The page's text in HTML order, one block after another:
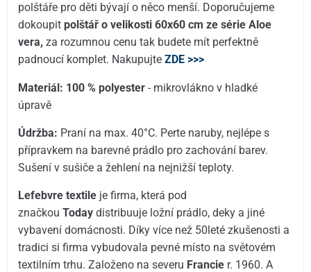
polštáře pro děti bývají o něco menší. Doporučujeme
dokoupitpolštář o velikosti 60x60 cm ze série Aloe
vera, za rozumnou cenu tak budete mít perfektně
padnoucí komplet. NakupujteZDE >>>
Materiál: 100 % polyester - mikrovlákno v hladké
úpravě
Údržba: Praní na max. 40°C. Perte naruby, nejlépe s
přípravkem na barevné prádlo pro zachování barev.
Sušení v sušiče a žehlení na nejnižší teploty.
Lefebvre textile je firma, která pod
značkouTodaydistribuuje ložní prádlo, deky a jiné
vybavení domácnosti. Díky více než 50leté zkušenosti a
tradici si firma vybudovala pevné místo na světovém
textilním trhu. Založeno na severu Francie r. 1960. A